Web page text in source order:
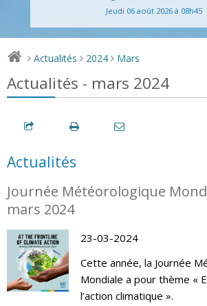
Jeudi 06 août 2026 à 08h45
> Actualités > 2024 > Mars
Actualités - mars 2024
Actualités
Journée Météorologique
mars 2024
23-03-2024
Cette année, la Journée
Mondiale a pour thème «
l’action climatique ».